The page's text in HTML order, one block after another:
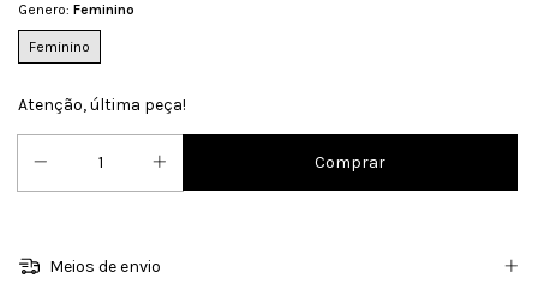
Genero: Feminino
Feminino
Atenção, última peça!
Meios de envio